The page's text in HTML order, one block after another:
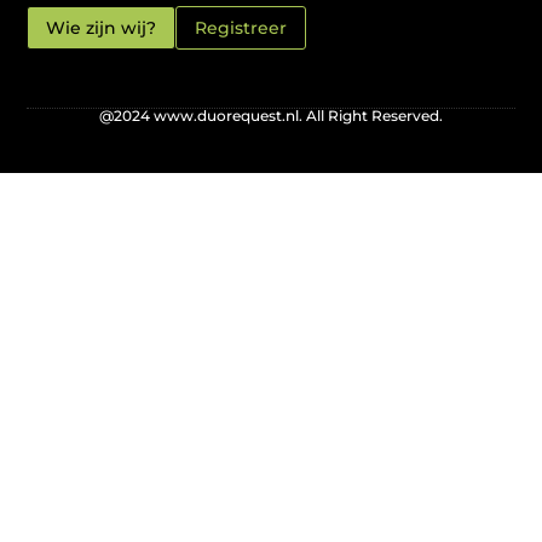
Wie zijn wij? Registreer
@2024 www.duorequest.nl. All Right Reserved.